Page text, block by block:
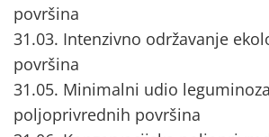
površina
31.03. Intenzivno održavanje
površina
31.05. Minimalni udio
poljoprivrednih površina